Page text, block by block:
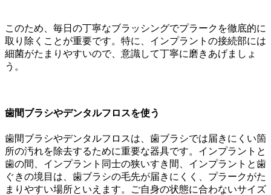
このため、毎日の丁寧なブラッシングでプラークを徹底的に
取り除くことが重要です。特に、インプラントの接続部には
細菌がたまりやすいので、意識して丁寧に磨きあげましょ
う。
歯間ブラシやデンタルフロスを使う
歯間ブラシやデンタルフロスは、歯ブラシでは届きにくい箇
所の汚れを除去するために重要な器具です。インプラントと
歯の間、インプラント同士の狭いすき間、インプラントと歯
ぐきの境目は、歯ブラシの毛先が届きにくく、プラークがた
まりやすい場所といえます。ご自身の状態に合わないサイズ